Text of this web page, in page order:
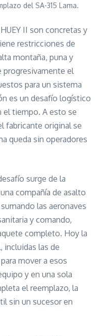
del SA-315 Lama.
II son concretas y
restricciones de
montaña, puna y
progresivamente el
para un sistema
es un desafío logístico
el tiempo. A esto se
fabricante original se
queda sin operadores
surge de la
compañía de asalto
las aeronaves
y comando,
completo. Hoy la
incluidas las de
mover a esos
y en una sola
el reemplazo, la
sin un sucesor en